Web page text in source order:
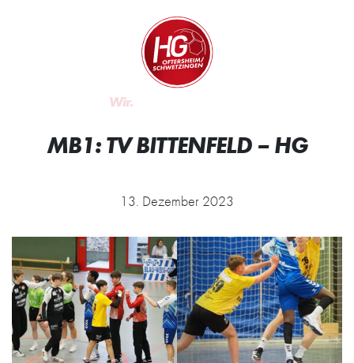
Zur Startseite
Wir.
MB1: TV BITTENFELD – HG
13. Dezember 2023